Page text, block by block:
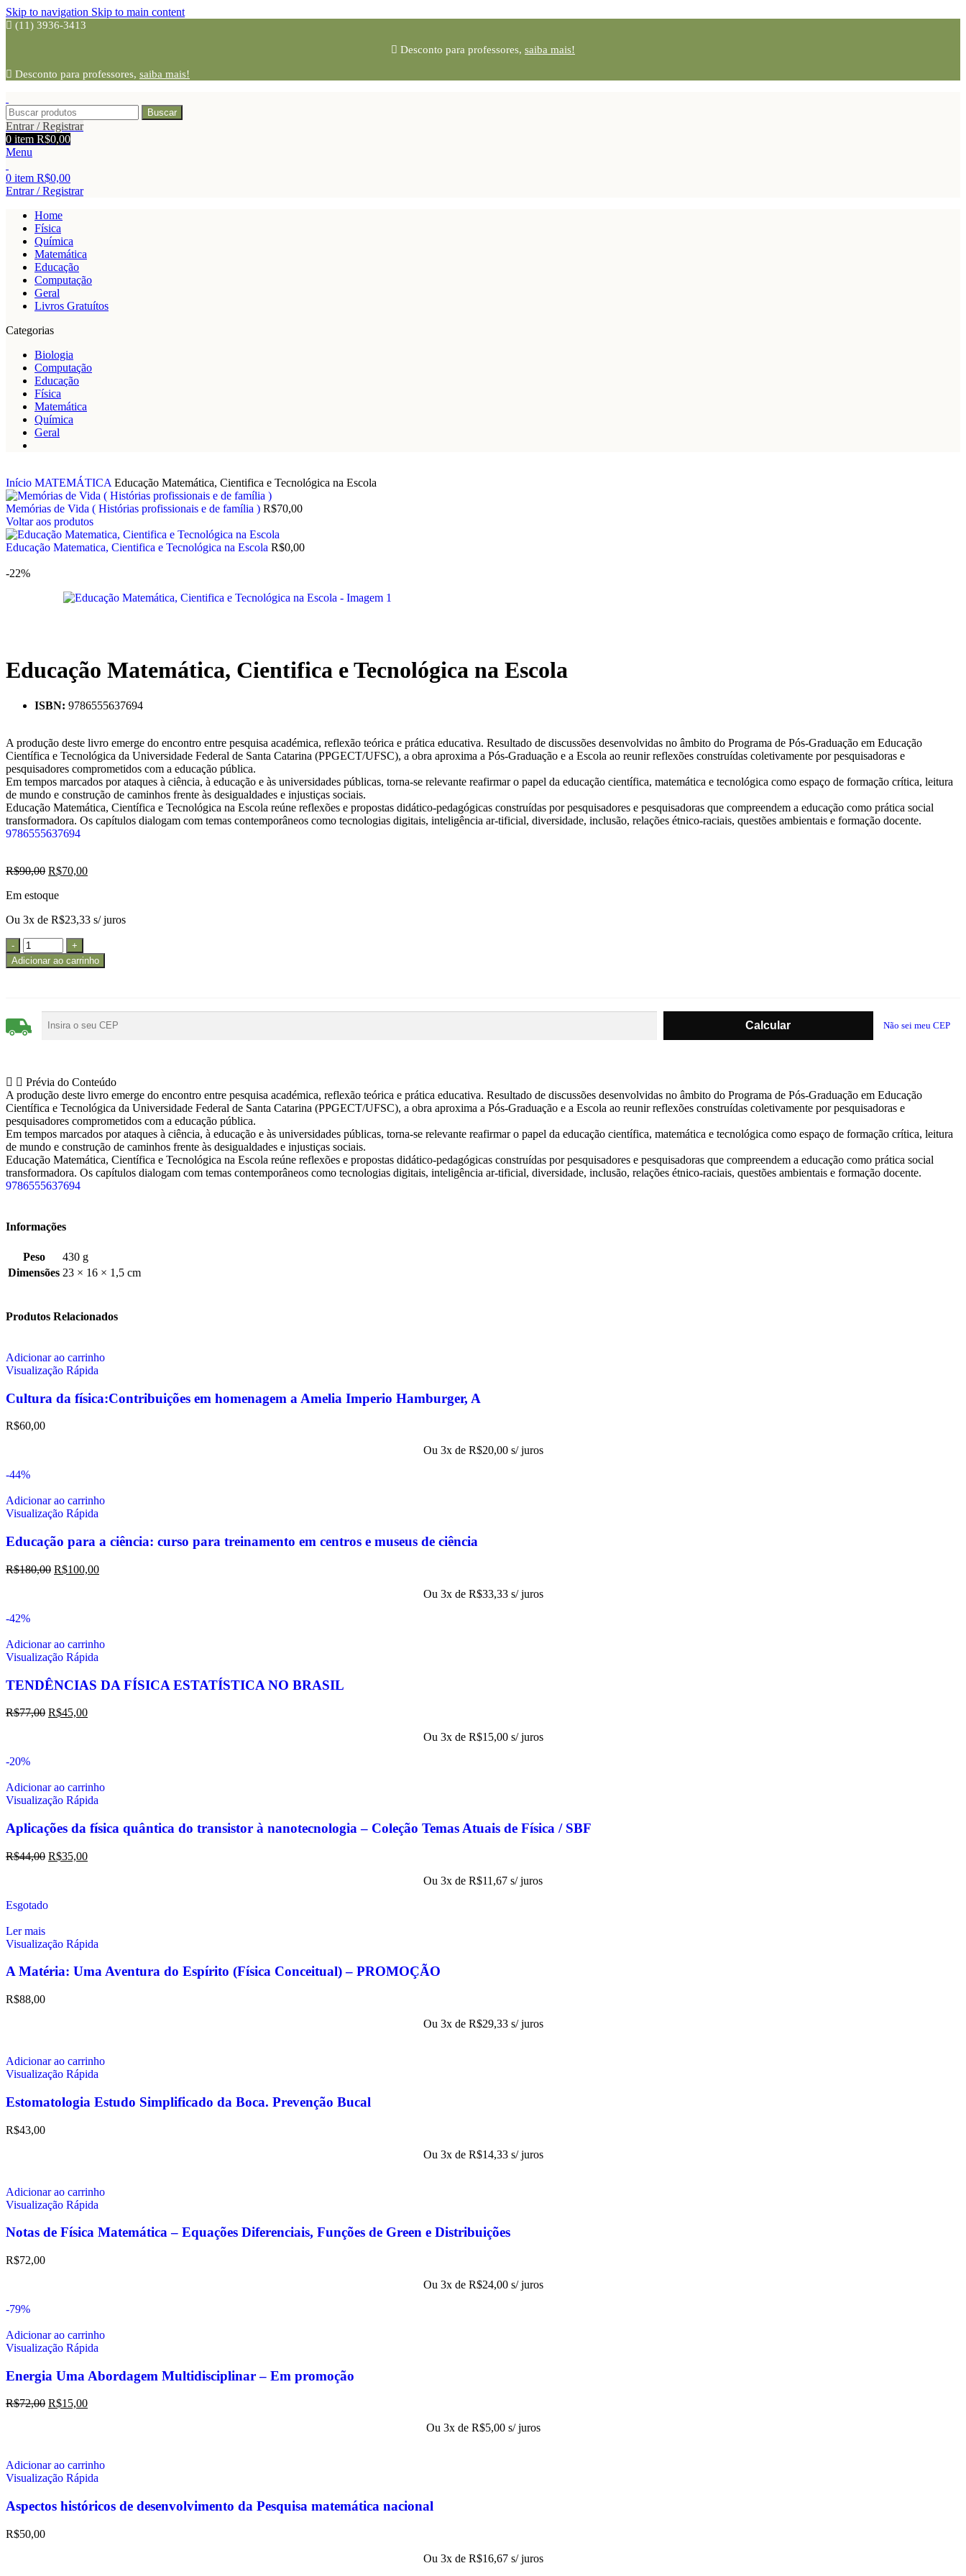
Skip to navigation Skip to main content
(11) 3936-3413
Desconto para professores, saiba mais!
Desconto para professores, saiba mais!
Buscar
Entrar / Registrar
0 item R$0,00
Menu
0 item R$0,00
Entrar / Registrar
Home
Física
Química
Matemática
Educação
Computação
Geral
Livros Gratuítos
Categorias
Biologia
Computação
Educação
Física
Matemática
Química
Geral
Início MATEMÁTICA Educação Matemática, Cientifica e Tecnológica na Escola
Memórias de Vida ( Histórias profissionais e de família ) R$70,00
Voltar aos produtos
Educação Matematica, Cientifica e Tecnológica na Escola R$0,00
-22%
Educação Matemática, Cientifica e Tecnológica na Escola
ISBN: 9786555637694
A produção deste livro emerge do encontro entre pesquisa académica, reflexão teórica e prática educativa. Resultado de discussões desenvolvidas no âmbito do Programa de Pós-Graduação em Educação
Científica e Tecnológica da Universidade Federal de Santa Catarina (PPGECT/UFSC), a obra aproxima a Pós-Graduação e a Escola ao reunir reflexões construídas coletivamente por pesquisadoras e
pesquisadores comprometidos com a educação pública.
Em tempos marcados por ataques à ciência, à educação e às universidades públicas, torna-se relevante reafirmar o papel da educação científica, matemática e tecnológica como espaço de formação crítica, leitura
de mundo e construção de caminhos frente às desigualdades e injustiças sociais.
Educação Matemática, Científica e Tecnológica na Escola reúne reflexões e propostas didático-pedagógicas construídas por pesquisadores e pesquisadoras que compreendem a educação como prática social
transformadora. Os capítulos dialogam com temas contemporâneos como tecnologias digitais, inteligência ar-tificial, diversidade, inclusão, relações étnico-raciais, questões ambientais e formação docente.
9786555637694
R$90,00 R$70,00
Em estoque
Ou 3x de R$23,33 s/ juros
Adicionar ao carrinho
Não sei meu CEP
Prévia do Conteúdo
A produção deste livro emerge do encontro entre pesquisa académica, reflexão teórica e prática educativa. Resultado de discussões desenvolvidas no âmbito do Programa de Pós-Graduação em Educação
Científica e Tecnológica da Universidade Federal de Santa Catarina (PPGECT/UFSC), a obra aproxima a Pós-Graduação e a Escola ao reunir reflexões construídas coletivamente por pesquisadoras e
pesquisadores comprometidos com a educação pública.
Em tempos marcados por ataques à ciência, à educação e às universidades públicas, torna-se relevante reafirmar o papel da educação científica, matemática e tecnológica como espaço de formação crítica, leitura
de mundo e construção de caminhos frente às desigualdades e injustiças sociais.
Educação Matemática, Científica e Tecnológica na Escola reúne reflexões e propostas didático-pedagógicas construídas por pesquisadores e pesquisadoras que compreendem a educação como prática social
transformadora. Os capítulos dialogam com temas contemporâneos como tecnologias digitais, inteligência ar-tificial, diversidade, inclusão, relações étnico-raciais, questões ambientais e formação docente.
9786555637694
Informações
Peso
430 g
Dimensões 23 × 16 × 1,5 cm
Produtos Relacionados
Adicionar ao carrinho
Visualização Rápida
Cultura da física:Contribuições em homenagem a Amelia Imperio Hamburger, A
R$60,00
Ou 3x de R$20,00 s/ juros
-44%
Adicionar ao carrinho
Visualização Rápida
Educação para a ciência: curso para treinamento em centros e museus de ciência
R$180,00 R$100,00
Ou 3x de R$33,33 s/ juros
-42%
Adicionar ao carrinho
Visualização Rápida
TENDÊNCIAS DA FÍSICA ESTATÍSTICA NO BRASIL
R$77,00 R$45,00
Ou 3x de R$15,00 s/ juros
-20%
Adicionar ao carrinho
Visualização Rápida
Aplicações da física quântica do transistor à nanotecnologia – Coleção Temas Atuais de Física / SBF
R$44,00 R$35,00
Ou 3x de R$11,67 s/ juros
Esgotado
Ler mais
Visualização Rápida
A Matéria: Uma Aventura do Espírito (Física Conceitual) – PROMOÇÃO
R$88,00
Ou 3x de R$29,33 s/ juros
Adicionar ao carrinho
Visualização Rápida
Estomatologia Estudo Simplificado da Boca. Prevenção Bucal
R$43,00
Ou 3x de R$14,33 s/ juros
Adicionar ao carrinho
Visualização Rápida
Notas de Física Matemática – Equações Diferenciais, Funções de Green e Distribuições
R$72,00
Ou 3x de R$24,00 s/ juros
-79%
Adicionar ao carrinho
Visualização Rápida
Energia Uma Abordagem Multidisciplinar – Em promoção
R$72,00 R$15,00
Ou 3x de R$5,00 s/ juros
Adicionar ao carrinho
Visualização Rápida
Aspectos históricos de desenvolvimento da Pesquisa matemática nacional
R$50,00
Ou 3x de R$16,67 s/ juros